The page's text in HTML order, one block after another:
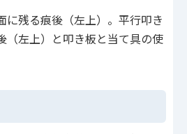
に残る痕後（左上）。平行叩き
（左上）と叩き板と当て具の使